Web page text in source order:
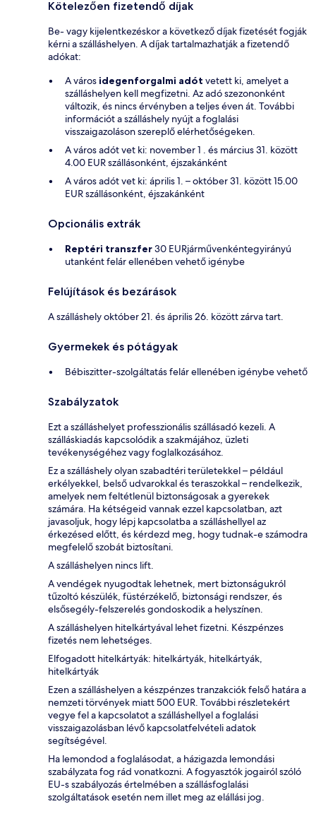
Kötelezően fizetendő díjak
Be- vagy kijelentkezéskor a következő díjak fizetését fogják
kérni a szálláshelyen. A díjak tartalmazhatják a fizetendő
adókat:
A városidegenforgalmi adót vetett ki, amelyet a
szálláshelyen kell megfizetni. Az adó szezononként
változik, és nincs érvényben a teljes éven át. További
információt a szálláshely nyújt a foglalási
visszaigazoláson szereplő elérhetőségeken.
A város adót vet ki: november 1 . és március 31. között
4.00 EUR szállásonként, éjszakánként
A város adót vet ki: április 1. – október 31. között 15.00
EUR szállásonként, éjszakánként
Opcionális extrák
Reptéri transzfer30 EURjárművenkéntegyirányú
utanként felár ellenében vehető igénybe
Felújítások és bezárások
A szálláshely október 21. és április 26. között zárva tart.
Gyermekek és pótágyak
Bébiszitter-szolgáltatás felár ellenében igénybe vehető
Szabályzatok
Ezt a szálláshelyet professzionális szállásadó kezeli. A
szálláskiadás kapcsolódik a szakmájához, üzleti
tevékenységéhez vagy foglalkozásához.
Ez a szálláshely olyan szabadtéri területekkel – például
erkélyekkel, belső udvarokkal és teraszokkal – rendelkezik,
amelyek nem feltétlenül biztonságosak a gyerekek
számára. Ha kétségeid vannak ezzel kapcsolatban, azt
javasoljuk, hogy lépj kapcsolatba a szálláshellyel az
érkezésed előtt, és kérdezd meg, hogy tudnak-e számodra
megfelelő szobát biztosítani.
A szálláshelyen nincs lift.
A vendégek nyugodtak lehetnek, mert biztonságukról
tűzoltó készülék, füstérzékelő, biztonsági rendszer, és
elsősegély-felszerelés gondoskodik a helyszínen.
A szálláshelyen hitelkártyával lehet fizetni. Készpénzes
fizetés nem lehetséges.
Elfogadott hitelkártyák: hitelkártyák, hitelkártyák,
hitelkártyák
Ezen a szálláshelyen a készpénzes tranzakciók felső határa a
nemzeti törvények miatt 500 EUR. További részletekért
vegye fel a kapcsolatot a szálláshellyel a foglalási
visszaigazolásban lévő kapcsolatfelvételi adatok
segítségével.
Ha lemondod a foglalásodat, a házigazda lemondási
szabályzata fog rád vonatkozni. A fogyasztók jogairól szóló
EU-s szabályozás értelmében a szállásfoglalási
szolgáltatások esetén nem illet meg az elállási jog.